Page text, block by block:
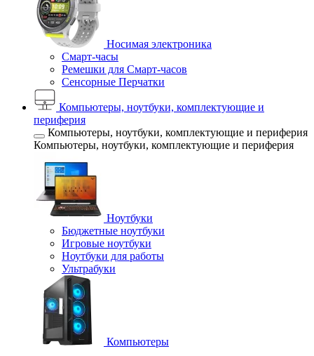
Носимая электроника
Смарт-часы
Ремешки для Смарт-часов
Сенсорные Перчатки
Компьютеры, ноутбуки, комплектующие и
периферия
Компьютеры, ноутбуки, комплектующие и периферия
Компьютеры, ноутбуки, комплектующие и периферия
Ноутбуки
Бюджетные ноутбуки
Игровые ноутбуки
Ноутбуки для работы
Ультрабуки
Компьютеры